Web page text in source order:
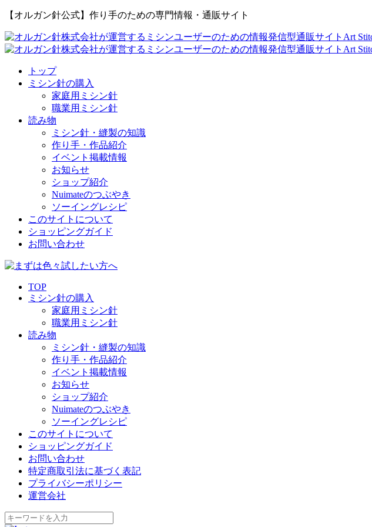
【オルガン針公式】作り手のための専門情報・通販サイト
トップ
ミシン針の購入
家庭用ミシン針
職業用ミシン針
読み物
ミシン針・縫製の知識
作り手・作品紹介
イベント掲載情報
お知らせ
ショップ紹介
Nuimateのつぶやき
ソーイングレシピ
このサイトについて
ショッピングガイド
お問い合わせ
TOP
ミシン針の購入
家庭用ミシン針
職業用ミシン針
読み物
ミシン針・縫製の知識
作り手・作品紹介
イベント掲載情報
お知らせ
ショップ紹介
Nuimateのつぶやき
ソーイングレシピ
このサイトについて
ショッピングガイド
お問い合わせ
特定商取引法に基づく表記
プライバシーポリシー
運営会社